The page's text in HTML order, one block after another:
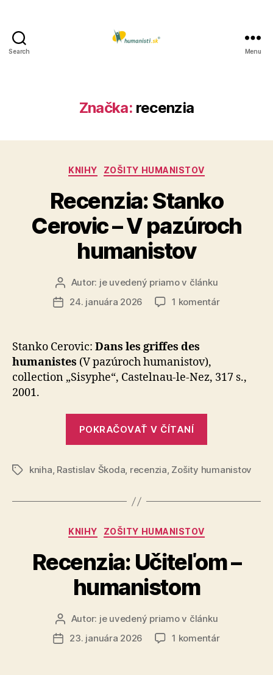
Search Menu
Značka: recenzia
Kategórie
KNIHY ZOŠITY HUMANISTOV
Recenzia: Stanko
Cerovic – V pazúroch
humanistov
Autor
článku
Autor: je uvedený priamo v článku
Dátum
24. januára 2026 1 komentárna
pazúroch
Stanko Cerovic: Dans les griffes des
humanistes (V pa­zú­roch humanistov),
collection „Sisyphe“, Castelnau-le-Nez, 317 s.,
2001.
POKRAČOVAŤ V ČÍTANÍ
–
pazúroch
Značky
kniha, Rastislav Škoda, recenzia, Zošity humanistov
Kategórie
KNIHY ZOŠITY HUMANISTOV
Recenzia: Učiteľom –
humanistom
Autor
článku
Autor: je uvedený priamo v článku
Dátum
23. januára 2026 1 komentárna